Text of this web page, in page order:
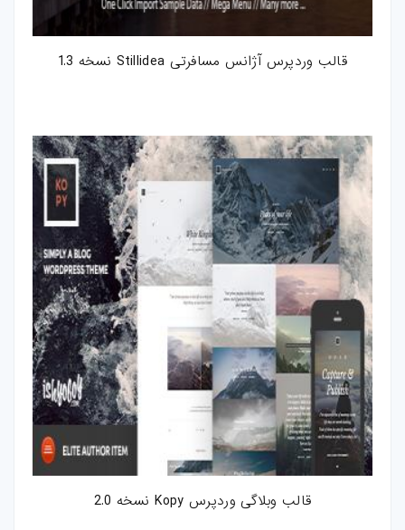
قالب وردپرس آژانس مسافرتی Stillidea نسخه 1.3
قالب وبلاگی وردپرس Kopy نسخه 2.0